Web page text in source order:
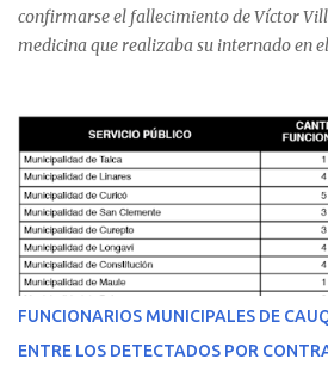
confirmarse el fallecimiento de Víctor
medicina que realizaba su internado en
malestares físicos. Dada la complejidad
equipo médico determinó su traslado de
Regional de Talca y dado la urgencia la
Talca con escolta de Carabineros. En
estudiante de medicina de 25 años, se
del personal de emergencia terminó
recibir atención especializada en el centro
conoció la gravedad de su condición, sus
Villarrica— se trasladaron a Cauquenes
FUNCIONARIOS MUNICIPALES DE
ENTRE LOS DETECTADOS POR